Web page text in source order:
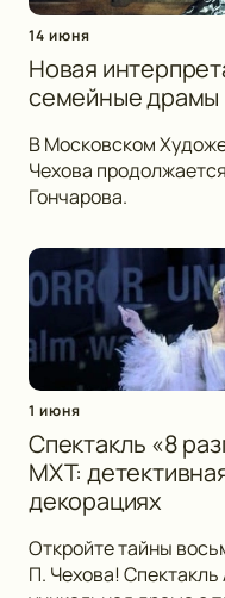
14 июня
Новая
семейные драмы
В Московском
Чехова
Гончарова.
1 июня
Спектакль «8
МХТ:
декорациях
Откройте тайны
П. Чехова!